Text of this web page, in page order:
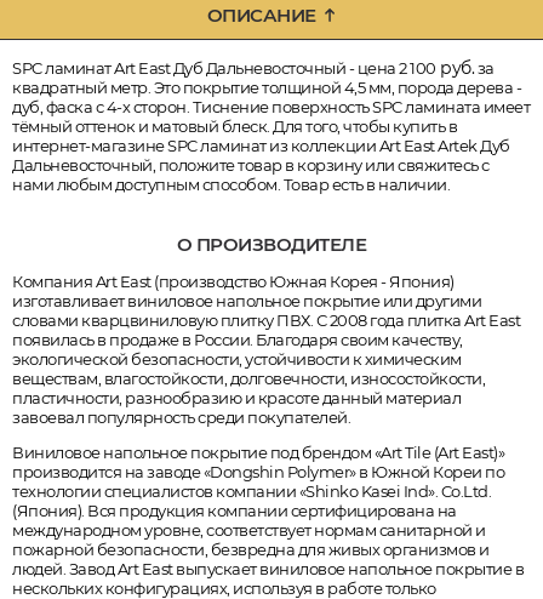
ОПИСАНИЕ
SPC ламинат Art East Дуб Дальневосточный - цена 2 100 руб.за
квадратный метр. Это покрытие толщиной 4,5 мм, порода дерева -
дуб, фаска с 4-х сторон. Тиснение поверхность SPC ламината имеет
тёмный оттенок и матовый блеск. Для того, чтобы купить в
интернет-магазине SPC ламинат из коллекции Art East Artek Дуб
Дальневосточный, положите товар в корзину или свяжитесь с
нами любым доступным способом. Товар есть в наличии.
О ПРОИЗВОДИТЕЛЕ
Компания Art East (производство Южная Корея - Япония)
изготавливает виниловое напольное покрытие или другими
словами кварцвиниловую плитку ПВХ. С 2008 года плитка Art East
появилась в продаже в России. Благодаря своим качеству,
экологической безопасности, устойчивости к химическим
веществам, влагостойкости, долговечности, износостойкости,
пластичности, разнообразию и красоте данный материал
завоевал популярность среди покупателей.
Виниловое напольное покрытие под брендом «Art Tile (Art East)»
производится на заводе «Dongshin Polymer» в Южной Кореи по
технологии специалистов компании «Shinko Kasei Ind». Co.Ltd.
(Япония). Вся продукция компании сертифицирована на
международном уровне, соответствует нормам санитарной и
пожарной безопасности, безвредна для живых организмов и
людей. Завод Art East выпускает виниловое напольное покрытие в
нескольких конфигурациях, используя в работе только